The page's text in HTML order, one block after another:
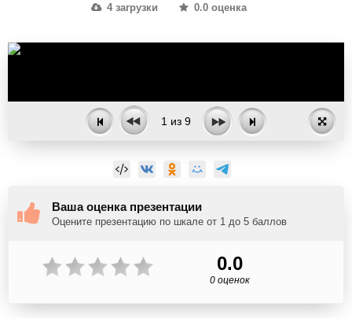
4 загрузки 0.0 оценка
1 из 9
Ваша оценка презентации
Оцените презентацию по шкале от 1 до 5 баллов
0.0
0 оценок